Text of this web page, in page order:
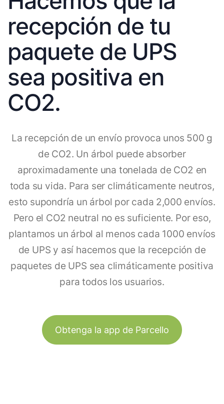
recepción de tu
paquete de UPS
sea positiva en
CO2.
La recepción de un envío provoca unos 500 g
de CO2. Un árbol puede absorber
aproximadamente una tonelada de CO2 en
toda su vida. Para ser climáticamente neutros,
esto supondría un árbol por cada 2,000 envíos.
Pero el CO2 neutral no es suficiente. Por eso,
plantamos un árbol al menos cada 1000 envíos
de UPS y así hacemos que la recepción de
paquetes de UPS sea climáticamente positiva
para todos los usuarios.
Obtenga la app de Parcello